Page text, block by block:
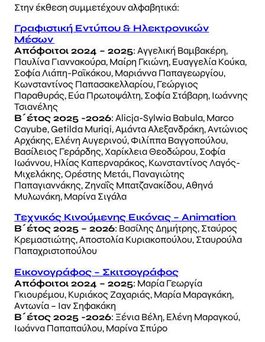
Στην έκθεση συμμετέχουν αλφαβητικά:
Γραφιστική Εντύπου & Ηλεκτρονικών
Μέσων
Απόφοιτοι 2024 – 2025: Αγγελική Βαμβακέρη,
Παυλίνα Γιαννακούρα, Μαίρη Γκιώνη, Ευαγγελία Κούκα,
Σοφία Λιάπη-Ραϊκάκου, Μαριάννα Παπαγεωργίου,
Κωνσταντίνος Παπασακελλαρίου, Γεώργιος
Παραθυράς, Εύα Πρωτοψάλτη, Σοφία Στάβαρη, Ιωάννης
Τσιανέλης
Β΄έτος 2025 -2026: Alicja-Sylwia Babula, Marco
Cayube, Getilda Muriqi, Αμάντα Αλεξανδράκη, Αντώνιος
Αρχάκης, Ελένη Aυγερινού, Φιλίππα Βαγγοπούλου,
Βασίλειος Γεράρδης, Χαρίκλεια Θεοδώρου, Σοφία
Ιωάννου, Ηλίας Καπερναράκος, Κωνσταντίνος Λαγός-
Μιχελάκης, Ορέστης Μετάι, Παναγιώτης
Παπαγιαννάκης, Ζηναΐς Μπατζανακίδου, Αθηνά
Μυλωνάκη, Μαρίνα Σιγάλα
Τεχνικός Κινούμενης Εικόνας – Αnimation
Β΄έτος 2025 – 2026: Βασίλης Δημήτρης, Σταύρος
Κρεμαστιώτης, Αποστολία Κυριακοπούλου, Σταυρούλα
Παπαχριστοπούλου
Εικονογράφος – Σκιτσογράφος
Απόφοιτοι 2024 – 2025: Μαρία Γεωργία
Γκιουρέμου, Κυριάκος Ζαχαριάς, Μαρία Μαραγκάκη,
Αντωνία – Ιαν Σηφακάκη
Β΄έτος 2025 -2026: Ξένια Βέλη, Ελένη Μαραγκού,
Ιωάννα Παπαπαύλου, Μαρίνα Σπύρο